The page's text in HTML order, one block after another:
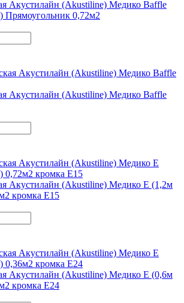
Акустилайн (Akustiline) Медико Baffle
Прямоугольник 0,72м2
Акустилайн (Akustiline) Медико Baffle
Акустилайн (Akustiline) Медико E (1,2м
кромка E15
Акустилайн (Akustiline) Медико E (0,6м
кромка Е24